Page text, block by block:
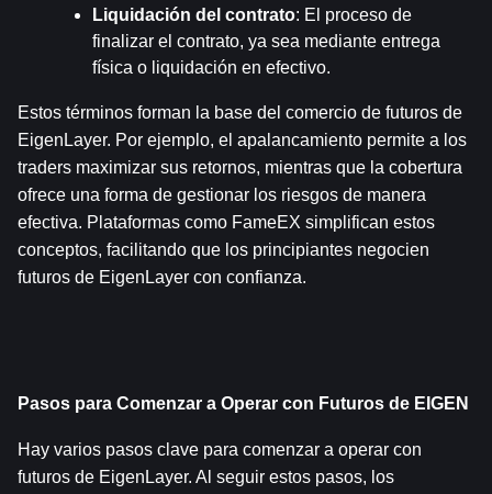
Liquidación del contrato: El proceso de
finalizar el contrato, ya sea mediante entrega
física o liquidación en efectivo.
Estos términos forman la base del comercio de futuros de
EigenLayer. Por ejemplo, el apalancamiento permite a los
traders maximizar sus retornos, mientras que la cobertura
ofrece una forma de gestionar los riesgos de manera
efectiva. Plataformas como FameEX simplifican estos
conceptos, facilitando que los principiantes negocien
futuros de EigenLayer con confianza.
Pasos para Comenzar a Operar con Futuros de EIGEN
Hay varios pasos clave para comenzar a operar con
futuros de EigenLayer. Al seguir estos pasos, los